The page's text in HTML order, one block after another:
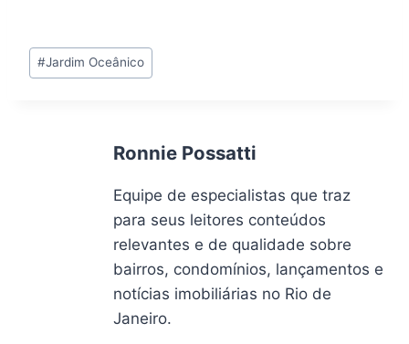
Tags
do
#Jardim Oceânico
Ronnie Possatti
Equipe de especialistas que traz
para seus leitores conteúdos
relevantes e de qualidade sobre
bairros, condomínios, lançamentos e
notícias imobiliárias no Rio de
Janeiro.